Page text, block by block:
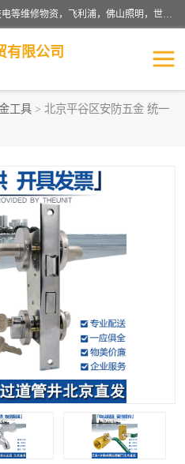
专业配送水暖器材、光源灯具、五金交电等维修物资，飞利浦，佛山照明，世达，博世，九牧，特陶等各产品涉及国内外知名品牌。公司专注与物业、学校、酒店、工厂等单位合作，提供一站式配送服务，降低客户综合成本。依托电子商务改变传统模式，以专业的团队为客户提供24H物资配送到达，货到月结、统一开票，便捷退换等服务，提高了企业的运营效率。
有限公司
工具 > 北京平谷区安防五金 统一
涂料辅材